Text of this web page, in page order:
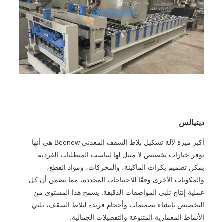
ديتيالس
أكبر ميزة لآلة تشكيل بلاط السقف المعدني Beenew هي أنها
توفر خيارات تخصيص لا مثيل لها لتناسب المتطلبات الفردية.
يمكن تصميم بكرات الماكينة، والمحركات، ومواد القطع،
والمكونات الأخرى وفقًا للاحتياجات المحددة، مما يضمن أن كل
عملية إنتاج تلبي المواصفات الدقيقة. يسمح هذا المستوى من
التخصيص بإنشاء تصميمات وأحجام فريدة لبلاط السقف، تلبي
الأنماط المعمارية المتنوعة والتفضيلات الجمالية.